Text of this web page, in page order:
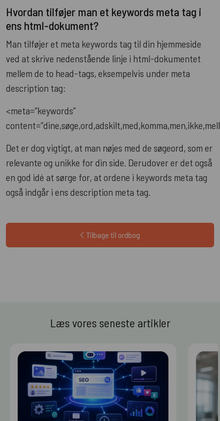
Hvordan tilføjer man et keywords meta tag i
ens html-dokument?
Man tilføjer et meta keywords tag til din hjemmeside
ved at skrive nedenstående linje i html-dokumentet
mellem de to head-tags, eksempelvis under meta
description tag:
<meta=”keywords”
Det er dog vigtigt, at man nøjes med de søgeord, som er
relevante og unikke for din side. Derudover er det også
en god idé at sørge for, at ordene i keywords meta tag
også indgår i ens description meta tag.
Tilbage til ordbog
Læs vores seneste artikler